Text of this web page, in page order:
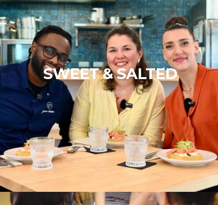
SWEET & SALTED
17 juin 2026